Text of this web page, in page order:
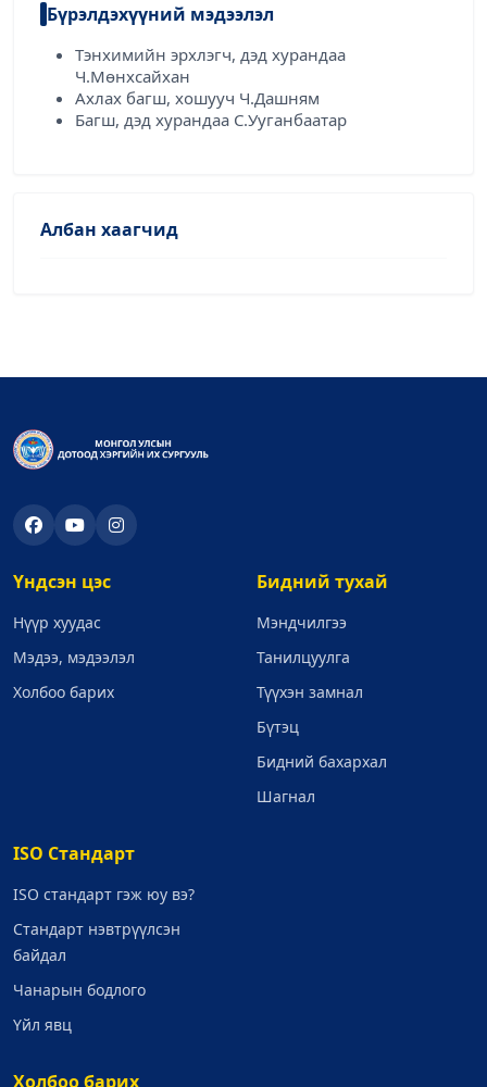
Бүрэлдэхүүний мэдээлэл
Тэнхимийн эрхлэгч, дэд хурандаа
Ч.Мөнхсайхан
Ахлах багш, хошууч Ч.Дашням
Багш, дэд хурандаа С.Ууганбаатар
Албан хаагчид
Үндсэн цэс
Нүүр хуудас
Мэдээ, мэдээлэл
Холбоо барих
Бидний тухай
Мэндчилгээ
Танилцуулга
Түүхэн замнал
Бүтэц
Бидний бахархал
Шагнал
ISO Стандарт
ISO стандарт гэж юу вэ?
Стандарт нэвтрүүлсэн
байдал
Чанарын бодлого
Үйл явц
Холбоо барих